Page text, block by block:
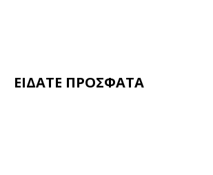
ΕΙΔΑΤΕ ΠΡΟΣΦΑΤΑ